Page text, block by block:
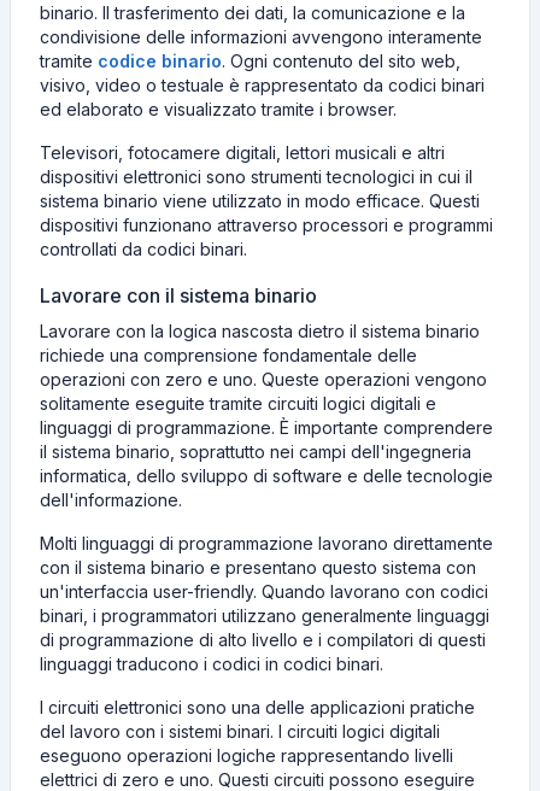
binario. Il trasferimento dei dati, la comunicazione e la
condivisione delle informazioni avvengono interamente
tramite codice binario. Ogni contenuto del sito web,
visivo, video o testuale è rappresentato da codici binari
ed elaborato e visualizzato tramite i browser.
Televisori, fotocamere digitali, lettori musicali e altri
dispositivi elettronici sono strumenti tecnologici in cui il
sistema binario viene utilizzato in modo efficace. Questi
dispositivi funzionano attraverso processori e programmi
controllati da codici binari.
Lavorare con il sistema binario
Lavorare con la logica nascosta dietro il sistema binario
richiede una comprensione fondamentale delle
operazioni con zero e uno. Queste operazioni vengono
solitamente eseguite tramite circuiti logici digitali e
linguaggi di programmazione. È importante comprendere
il sistema binario, soprattutto nei campi dell'ingegneria
informatica, dello sviluppo di software e delle tecnologie
dell'informazione.
Molti linguaggi di programmazione lavorano direttamente
con il sistema binario e presentano questo sistema con
un'interfaccia user-friendly. Quando lavorano con codici
binari, i programmatori utilizzano generalmente linguaggi
di programmazione di alto livello e i compilatori di questi
linguaggi traducono i codici in codici binari.
I circuiti elettronici sono una delle applicazioni pratiche
del lavoro con i sistemi binari. I circuiti logici digitali
eseguono operazioni logiche rappresentando livelli
elettrici di zero e uno. Questi circuiti possono eseguire